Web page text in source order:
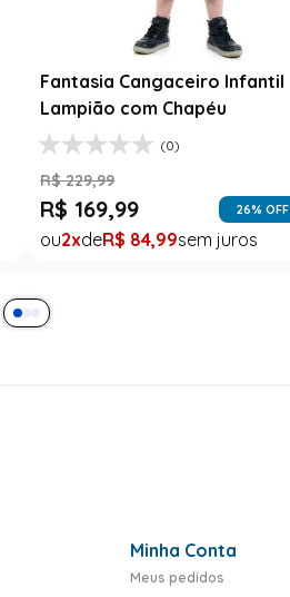
Fantasia Cangaceiro Infantil
Lampião com Chapéu
(0)
R$ 229,99
R$ 169,99 26% OFF
2 R$ 84,99
Minha Conta
Meus pedidos